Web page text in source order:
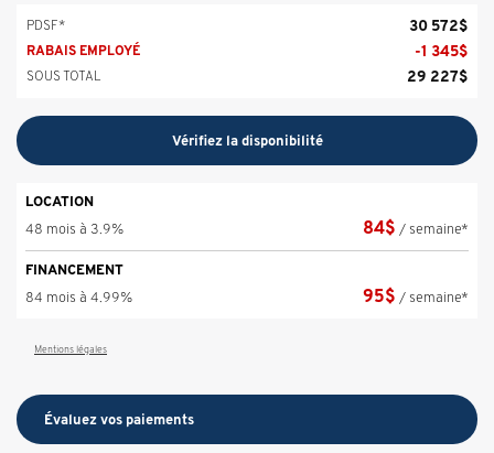
PDSF* 30 572$
RABAIS EMPLOYÉ -1 345$
SOUS TOTAL 29 227$
Vérifiez la disponibilité
LOCATION
48 mois à 3.9%
84$ / semaine*
FINANCEMENT
84 mois à 4.99%
95$ / semaine*
Mentions légales
Évaluez vos paiements